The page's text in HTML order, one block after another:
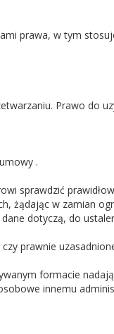
prawa, w tym
Prawo do
.
sprawdzić
żądając w zamian
dotyczą, do
prawnie
formacie
innemu